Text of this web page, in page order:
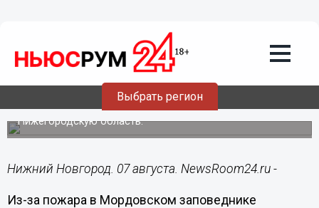
Выбрать регион
07.08.202115:27
Леса у производственной площадки
ядерного центра горят в Сарове
Огонь из Мордовии распространился с ветром на
Нижегородскую область.
Нижний Новгород. 07 августа. NewsRoom24.ru -
Из-за пожара в Мордовском заповеднике